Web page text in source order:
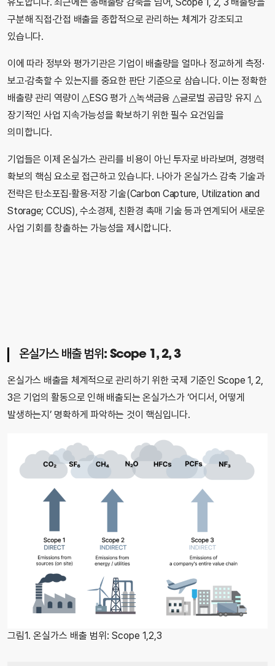
구분해 직접·간접 배출을 종합적으로 관리하는 체계가 강조되고
있습니다.
이에 따라 정부와 평가기관은 기업이 배출량을 얼마나 정교하게 측정·
보고·감축할 수 있는지를 중요한 판단 기준으로 삼습니다. 이는 정확한
배출량 관리 역량이 △ESG 평가 △녹색금융 △글로벌 공급망 유지 △
장기적인 사업 지속가능성을 확보하기 위한 필수 요건임을
의미합니다.
기업들은 이제 온실가스 관리를 비용이 아닌 투자로 바라보며, 경쟁력
확보의 핵심 요소로 접근하고 있습니다. 나아가 온실가스 감축 기술과
전략은 탄소포집·활용·저장 기술(Carbon Capture, Utilization and
Storage; CCUS), 수소경제, 친환경 촉매 기술 등과 연계되어 새로운
사업 기회를 창출하는 가능성을 제시합니다.
온실가스 배출 범위: Scope 1, 2, 3
온실가스 배출을 체계적으로 관리하기 위한 국제 기준인 Scope 1, 2,
3은 기업의 활동으로 인해 배출되는 온실가스가 ‘어디서, 어떻게
발생하는지’ 명확하게 파악하는 것이 핵심입니다.
그림1. 온실가스 배출 범위: Scope 1,2,3